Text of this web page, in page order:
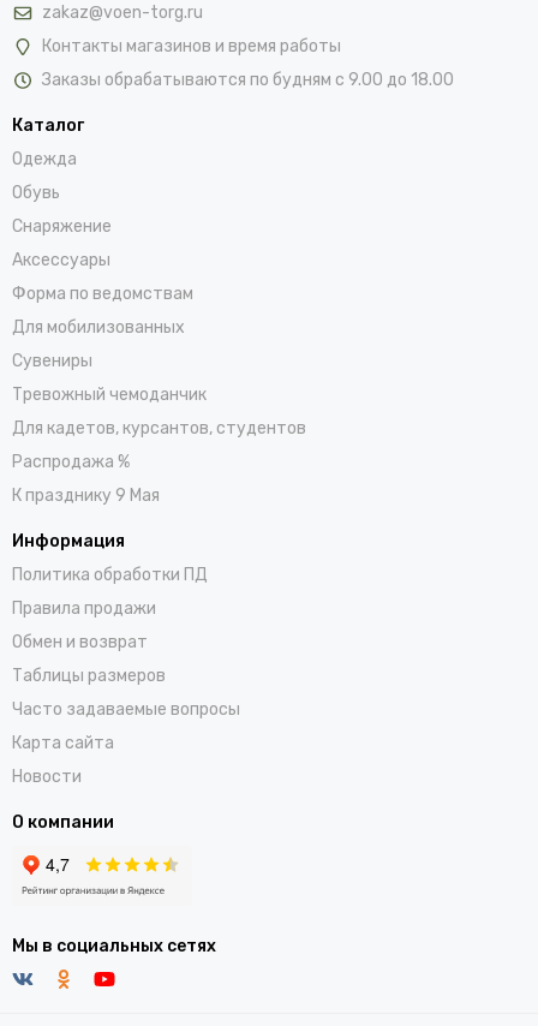
zakaz@voen-torg.ru
Контакты магазинов и время работы
Заказы обрабатываются по будням с 9.00 до 18.00
Каталог
Одежда
Обувь
Снаряжение
Аксессуары
Форма по ведомствам
Для мобилизованных
Сувениры
Тревожный чемоданчик
Для кадетов, курсантов, студентов
Распродажа %
К празднику 9 Мая
Информация
Политика обработки ПД
Правила продажи
Обмен и возврат
Таблицы размеров
Часто задаваемые вопросы
Карта сайта
Новости
О компании
Мы в социальных сетях